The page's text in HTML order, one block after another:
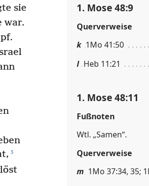
sie
war.
s
1. Mose 48:9
Querverweise
k 1Mo 41:50
l Heb 11:21
1. Mose 48:11
Fußnoten
Wtl. „Samen“.
Querverweise
m 1Mo 37:34, 35;